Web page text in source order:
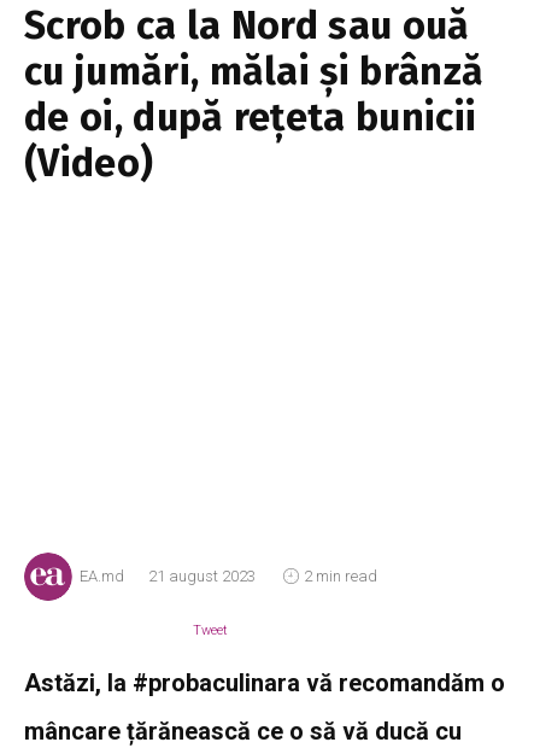
Scrob ca la Nord sau ouă
cu jumări, mălai și brânză
de oi, după rețeta bunicii
(Video)
EA.md 21 august 2023 2 min read
Tweet
Astăzi, la #probaculinara vă recomandăm o
mâncare țărănească ce o să vă ducă cu